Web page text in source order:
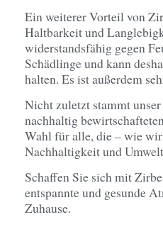
Ein weiterer Vorteil von
Haltbarkeit und
widerstandsfähig gegen
Schädlinge und kann
halten. Es ist außerdem
Nicht zuletzt stammt
nachhaltig
Wahl für alle, die – wie
Nachhaltigkeit und
Schaffen Sie sich mit
entspannte und gesunde
Zuhause.